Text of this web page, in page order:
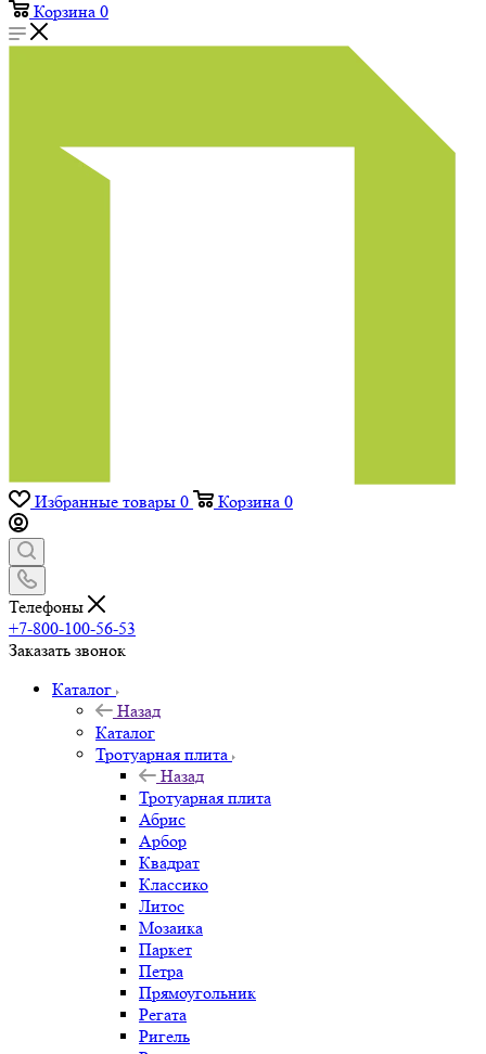
Корзина 0
Избранные товары 0 Корзина 0
Телефоны
+7-800-100-56-53
Заказать звонок
Каталог
Назад
Каталог
Тротуарная плита
Назад
Тротуарная плита
Абрис
Арбор
Квадрат
Классико
Литос
Мозаика
Паркет
Петра
Прямоугольник
Регата
Ригель